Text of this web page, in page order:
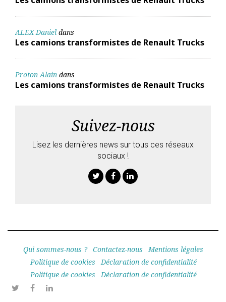
ALEX Daniel dans
Les camions transformistes de Renault Trucks
Proton Alain dans
Les camions transformistes de Renault Trucks
Suivez-nous
Lisez les dernières news sur tous ces réseaux
sociaux !
Qui sommes-nous ? Contactez-nous
Mentions légales
Politique de cookies
Déclaration de confidentialité
Politique de cookies
Déclaration de confidentialité